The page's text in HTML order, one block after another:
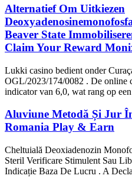
Alternatief Om Uitkiezen
Beaver State
Claim Your Reward
Lukki casino bedient onder
OGL/2023/174/0082 . De online
indicator van 6,0, wat rang op
Aluviune Metodă Și Jur
Romania Play & Earn
Cheltuială Deoxiadenozin
Steril Verificare Stimulent Sau
Indicație Baza De Lucru . A